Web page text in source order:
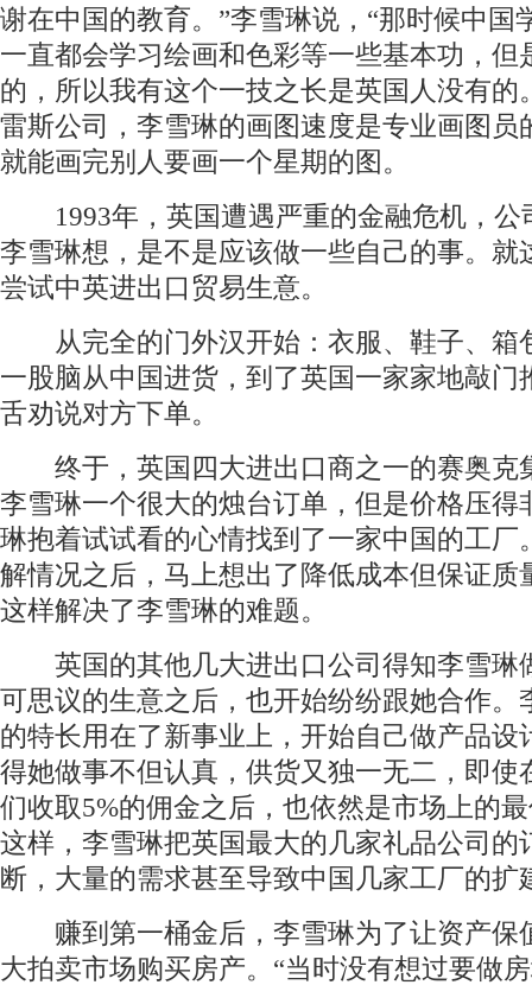
谢在中国的教育。”李雪琳说，“那时候中国
一直都会学习绘画和色彩等一些基本功，但
的，所以我有这个一技之长是英国人没有的
雷斯公司，李雪琳的画图速度是专业画图员
就能画完别人要画一个星期的图。
1993年，英国遭遇严重的金融危机，公
李雪琳想，是不是应该做一些自己的事。就
尝试中英进出口贸易生意。
从完全的门外汉开始：衣服、鞋子、
一股脑从中国进货，到了英国一家家地敲门
舌劝说对方下单。
终于，英国四大进出口商之一的赛奥克
李雪琳一个很大的烛台订单，但是价格压得
琳抱着试试看的心情找到了一家中国的工厂
解情况之后，马上想出了降低成本但保证质
这样解决了李雪琳的难题。
英国的其他几大进出口公司得知李雪琳
可思议的生意之后，也开始纷纷跟她合作。
的特长用在了新事业上，开始自己做产品设
得她做事不但认真，供货又独一无二，即使
们收取5%的佣金之后，也依然是市场上的
这样，李雪琳把英国最大的几家礼品公司的
断，大量的需求甚至导致中国几家工厂的扩
赚到第一桶金后，李雪琳为了让资产保
大拍卖市场购买房产。“当时没有想过要做